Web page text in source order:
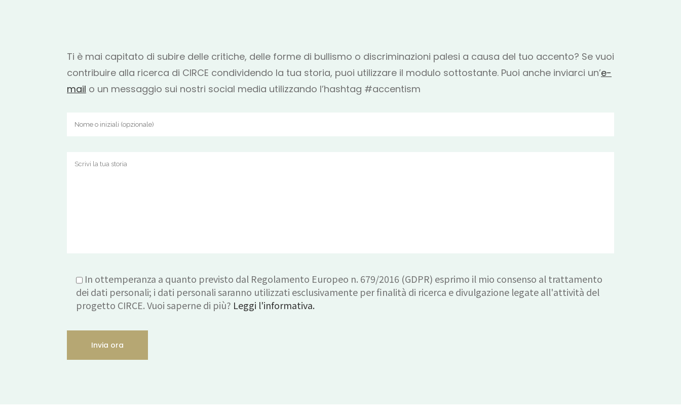
Ti è mai capitato di subire delle critiche, delle forme di bullismo o discriminazioni palesi a causa del tuo accento? Se vuoi
contribuire alla ricerca di CIRCE condividendo la tua storia, puoi utilizzare il modulo sottostante. Puoi anche inviarci un’e-
mail o un messaggio sui nostri social media utilizzando l’hashtag #accentism
In ottemperanza a quanto previsto dal Regolamento Europeo n. 679/2016 (GDPR) esprimo il mio consenso al trattamento
dei dati personali; i dati personali saranno utilizzati esclusivamente per finalità di ricerca e divulgazione legate all'attività del
progetto CIRCE. Vuoi saperne di più? Leggi l'informativa.